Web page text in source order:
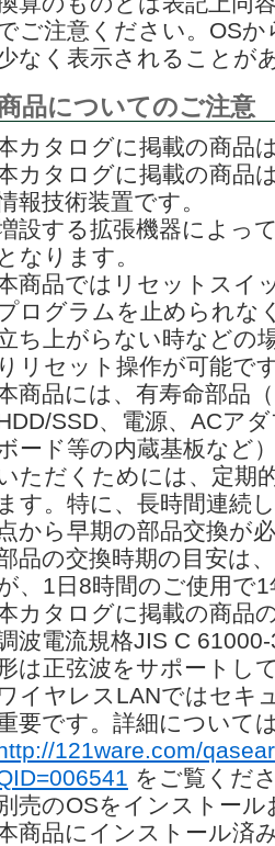
ご注意ください。OS
なく表示されることが
品についてのご注意
カタログに掲載の商品
カタログに掲載の商品
報技術装置です。
設する拡張機器によっ
となります。
商品ではリセットスイ
ログラムを止められな
ち上がらない時などの
りリセット操作が可能で
商品には、有寿命部品
SSD、電源、ACア
ード等の内蔵基板など
ただくためには、定期
ます。特に、長時間連続
点から早期の部品交換が
品の交換時期の目安は
、1日8時間のご使用で
カタログに掲載の商品
波電流規格JIS C
は正弦波をサポートし
イヤレスLANではセキ
要です。詳細について
121ware.com/
をご覧くだ
売のOSをインストー
商品にインストール済